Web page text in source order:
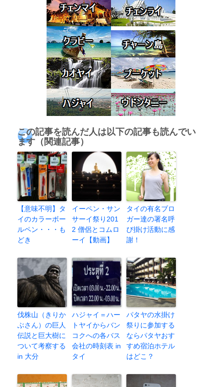
この記事を読んだ人は以下の記事も読んでい
ます（関連記事）
【意味不明】タ
イのカラーボー
ルペン・・・も
どき
イーペン・サン
サーイ祭り201
2 僧侶とコムロ
ーイ【動画】
タイの有名ブロ
ガー達の署名呼
び掛け活動に感
謝！
伐株山（きりか
ぶさん）の巨人
伝説と巨大樹に
ついて考察する
in 大分
ハジャイ＝ハー
トヤイからバン
コクへの各バス
会社の時刻表 in
タイ
パタヤの水掛け
祭りに参加する
ならパタヤおす
すめ宿泊ホテル
はどこ？